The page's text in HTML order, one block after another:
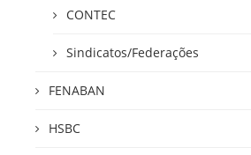
CONTEC
Sindicatos/Federações
FENABAN
HSBC